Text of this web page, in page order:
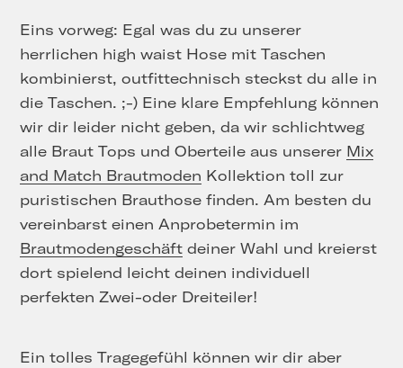
Eins vorweg: Egal was du zu unserer
herrlichen high waist Hose mit Taschen
kombinierst, outfittechnisch steckst du alle in
die Taschen. ;-) Eine klare Empfehlung können
wir dir leider nicht geben, da wir schlichtweg
alle Braut Tops und Oberteile aus unserer Mix
and Match Brautmoden Kollektion toll zur
puristischen Brauthose finden. Am besten du
vereinbarst einen Anprobetermin im
Brautmodengeschäft deiner Wahl und kreierst
dort spielend leicht deinen individuell
perfekten Zwei-oder Dreiteiler!
Ein tolles Tragegefühl können wir dir aber